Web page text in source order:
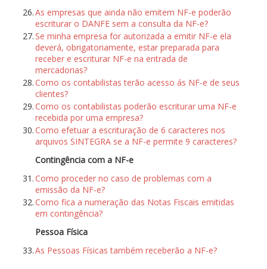
26.As empresas que ainda não emitem NF-e poderão
escriturar o DANFE sem a consulta da NF-e?
27. Se minha empresa for autorizada a emitir NF-e ela
deverá, obrigatoriamente, estar preparada para
receber e escriturar NF-e na entrada de
mercadorias?
28.Como os contabilistas terão acesso ás NF-e de seus
clientes?
29.Como os contabilistas poderão escriturar uma NF-e
recebida por uma empresa?
30.Como efetuar a escrituração de 6 caracteres nos
arquivos SINTEGRA se a NF-e permite 9 caracteres?
Contingência com a NF-e
31.Como proceder no caso de problemas com a
emissão da NF-e?
32.Como fica a numeração das Notas Fiscais emitidas
em contingência?
Pessoa Física
33.As Pessoas Físicas também receberão a NF-e?